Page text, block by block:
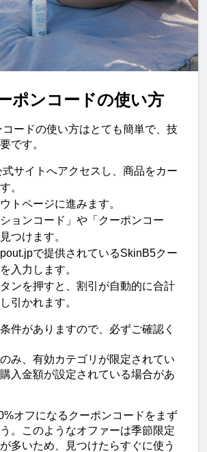
ポンコードの使い方
ードの使い方はとても簡単で、技
です。
サイトへアクセスし、商品をカー
。
トページに進みます。
ションコード」や「クーポンコー
つけます。
で提供されているSkinB5クー
入力します。
タンを押すと、割引が自動的に合計
引かれます。
件がありますので、必ずご確認く
み、有効カテゴリが限定されてい
入金額が設定されている場合があ
オフになるクーポンコードをまず
。このようなオファーは季節限定
多いため、見つけたらすぐに使う